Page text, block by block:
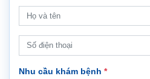
Nhu cầu khám bệnh *